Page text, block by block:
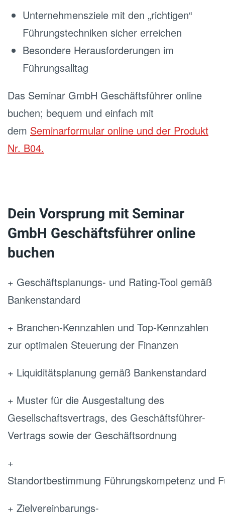
Unternehmensziele mit den „richtigen“
Führungstechniken sicher erreichen
Besondere Herausforderungen im
Führungsalltag
Das Seminar GmbH Geschäftsführer online
buchen; bequem und einfach mit
dem Seminarformular online und der Produkt
Nr. B04.
Dein Vorsprung mit Seminar
GmbH Geschäftsführer online
buchen
+ Geschäftsplanungs- und Rating-Tool gemäß
Bankenstandard
+ Branchen-Kennzahlen und Top-Kennzahlen
zur optimalen Steuerung der Finanzen
+ Liquiditätsplanung gemäß Bankenstandard
+ Muster für die Ausgestaltung des
Gesellschaftsvertrags, des Geschäftsführer-
Vertrags sowie der Geschäftsordnung
+
Standortbestimmung Führungskompetenz und
+ Zielvereinbarungs-